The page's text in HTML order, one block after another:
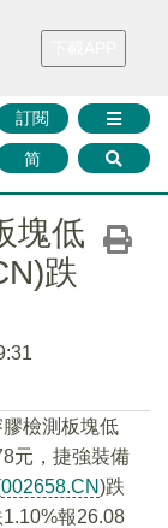
華證券 媒體矩陣
訂閱
简
塊低
跌
膠檢測板塊低
元，捷強裝備
002658.CN)跌
1.10%報26.08